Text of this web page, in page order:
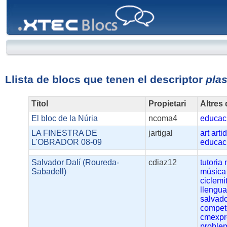
Llista de blocs que tenen el descriptor
Títol Propietari
Altres
El bloc de la Núria
ncoma4
LA FINESTRA DE
L'OBRADOR 08-09
jartigal art
Salvador Dalí (Roureda-
Sabadell)
cdiaz12 tutoria
música